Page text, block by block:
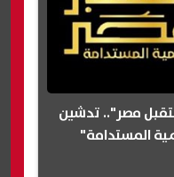
مصر".. تدشين
المستدامة"